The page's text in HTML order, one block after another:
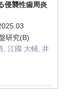
侵襲性歯周炎
研究(B)
, 江國 大輔, 井